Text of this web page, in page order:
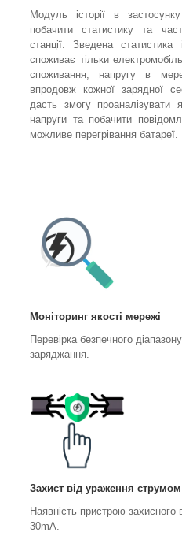
Модуль історії в
побачити статистику та
станції. Зведена
споживає тільки
споживання, напругу в
впродовж кожної зарядної
дасть змогу проаналізувати
напруги та побачити
можливе перегрівання батареї.
Моніторинг якості мережі
Перевірка безпечного
заряджання.
Захист від ураження струмом
Наявність пристрою
30mA.